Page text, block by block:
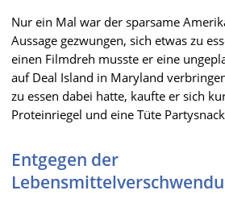
Nur ein Mal war der sparsame
Aussage gezwungen, sich etwas zu
einen Filmdreh musste er eine
auf Deal Island in Maryland
zu essen dabei hatte, kaufte er sich
Proteinriegel und eine Tüte
Entgegen der